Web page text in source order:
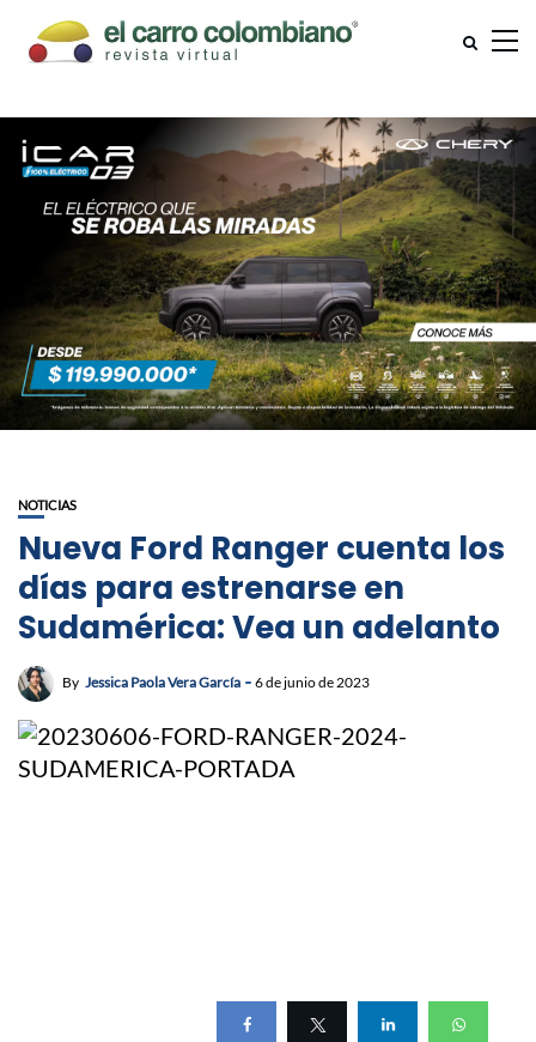
NOTICIAS
Nueva Ford Ranger cuenta los
días para estrenarse en
Sudamérica: Vea un adelanto
By Jessica Paola Vera García 6 de junio de 2023